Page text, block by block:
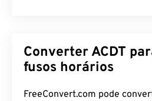
Converter ACDT
fusos horários
FreeConvert.com pode